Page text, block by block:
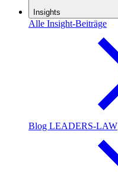
Insights
Alle Insight-Beiträge
Blog LEADERS-LAW